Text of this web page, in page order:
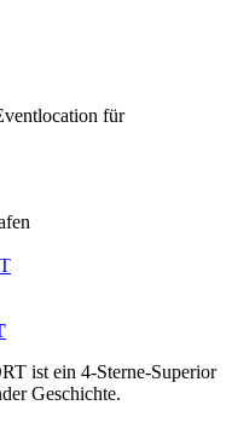
für
ist ein 4-Sterne-Superior
Geschichte.